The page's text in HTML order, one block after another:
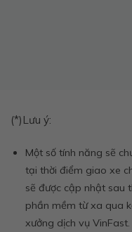
(*)Lưu ý:
Một số tính năng sẽ
tại thời điểm giao xe
sẽ được cập nhật sau
phần mềm từ xa qua
xưởng dịch vụ